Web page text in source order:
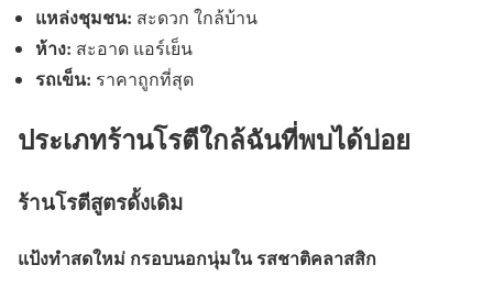
แหล่งชุมชน: สะดวก ใกล้บ้าน
ห้าง: สะอาด แอร์เย็น
รถเข็น: ราคาถูกที่สุด
ประเภทร้านโรตีใกล้ฉันที่พบได้บ่อย
ร้านโรตีสูตรดั้งเดิม
แป้งทำสดใหม่ กรอบนอกนุ่มใน รสชาติคลาสสิก